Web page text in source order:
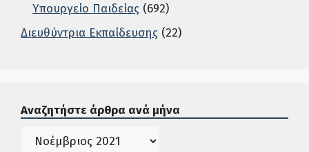
Υπουργείο Παιδείας (692)
Διευθύντρια Εκπαίδευσης (22)
Αναζητήστε άρθρα ανά μήνα
Ιστορικό